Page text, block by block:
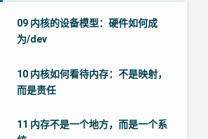
09 内核的设备模型：硬件如何成
为/dev
10 内核如何看待内存：不是映射，
而是责任
11 内存不是一个地方，而是一个系